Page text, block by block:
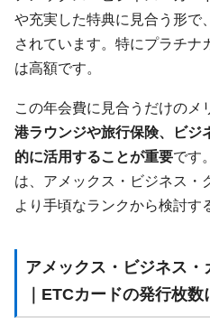
や充実した特典に見合う形で
されています。特にプラチナ
は高額です。
この年会費に見合うだけのメ
港ラウンジや旅行保険、ビジ
的に活用することが重要です
は、アメックス・ビジネス・
より手頃なランクから検討す
アメックス・ビジネス
｜ETCカードの発行枚